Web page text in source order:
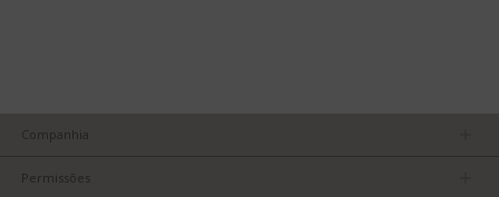
Companhia
Permissões